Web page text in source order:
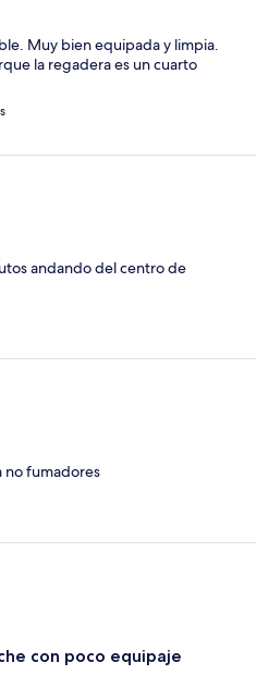
Muy bien equipada y limpia.
la regadera es un cuarto
andando del centro de
no fumadores
con poco equipaje